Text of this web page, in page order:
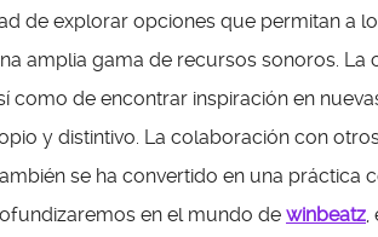
de explorar opciones que permitan a
amplia gama de recursos sonoros. La
como de encontrar inspiración en
y distintivo. La colaboración con
se ha convertido en una práctica
en el mundo de winbeatz